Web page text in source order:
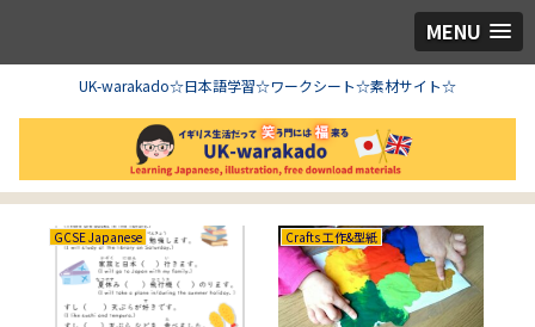
MENU
UK-warakado☆日本語学習☆ワークシート☆素材サイト☆
GCSE Japanese Crafts 工作&型紙